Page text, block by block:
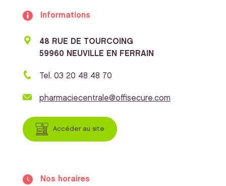
Informations
48 RUE DE TOURCOING
59960 NEUVILLE EN FERRAIN
Tel. 03 20 48 48 70
pharmaciecentrale@offisecure.com
Accéder au site
Nos horaires